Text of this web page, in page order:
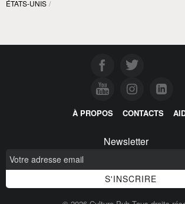
ÉTATS-UNIS /
À PROPOS CONTACTS
Newsletter